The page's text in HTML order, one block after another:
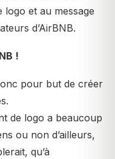
logo et au message
d’AirBNB.
!
pour but de créer
de logo a beaucoup
ou non d’ailleurs,
qu’à